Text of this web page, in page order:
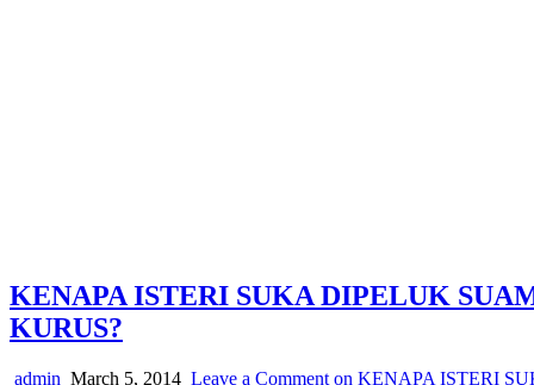
KENAPA ISTERI SUKA DIPELUK
KURUS?
admin March 5, 2014 Leave a Comment on KENAPA ISTERI